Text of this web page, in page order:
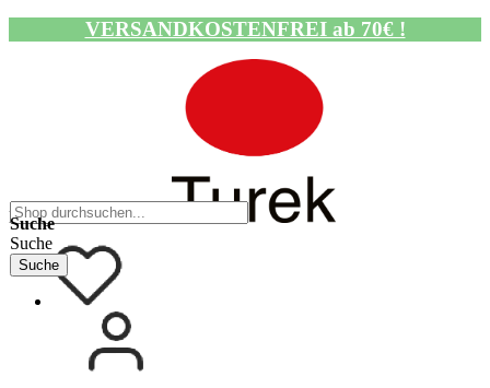
VERSANDKOSTENFREI ab 70€ !
Navigation umschalten
Suche
Suche
Suche